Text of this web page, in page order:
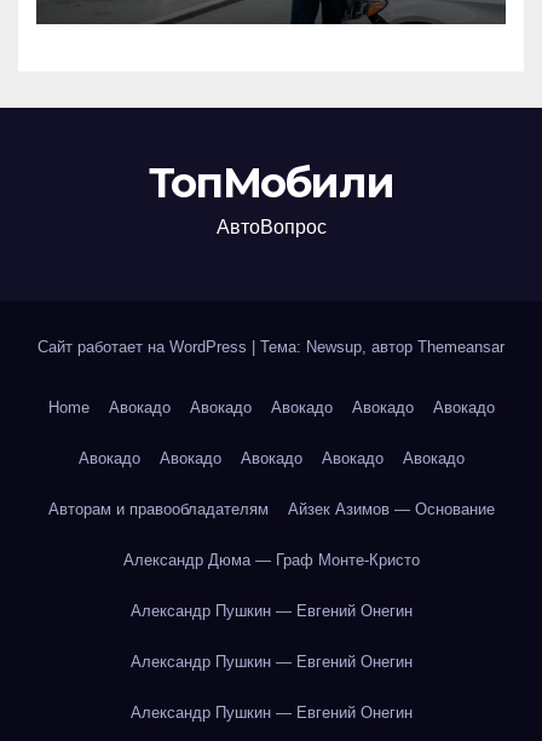
и сроки выполнения работ
ТопМобили
АвтоВопрос
Сайт работает на WordPress Тема: Newsup, автор Themeansar
Home Авокадо Авокадо Авокадо Авокадо Авокадо
Авокадо Авокадо Авокадо Авокадо Авокадо
Авторам и правообладателям Айзек Азимов — Основание
Александр Дюма — Граф Монте-Кристо
Александр Пушкин — Евгений Онегин
Александр Пушкин — Евгений Онегин
Александр Пушкин — Евгений Онегин